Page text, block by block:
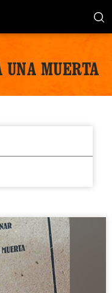
MUERTA